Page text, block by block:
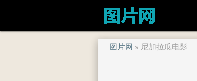
图片网 尼加拉瓜电影